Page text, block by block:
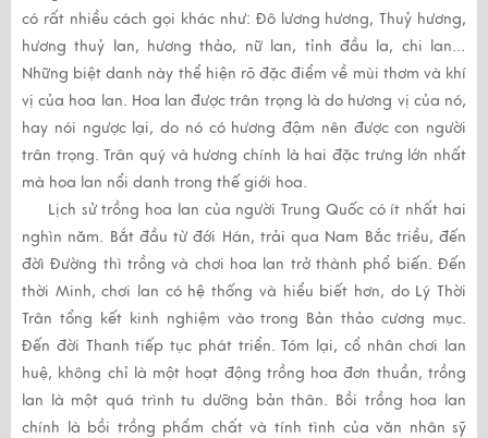
có rất nhiều cách gọi khác như: Đô lương hương, Thuỷ hương,
hương thuỷ lan, hương thảo, nữ lan, tỉnh đầu la, chi lan…
Những biệt danh này thể hiện rõ đặc điểm về mùi thơm và khí
vị của hoa lan. Hoa lan được trân trọng là do hương vị của nó,
hay nói ngược lại, do nó có hương đậm nên được con người
trân trọng. Trân quý và hương chính là hai đặc trưng lớn nhất
mà hoa lan nổi danh trong thế giới hoa.
Lịch sử trồng hoa lan của người Trung Quốc có ít nhất hai
nghìn năm. Bắt đầu từ đới Hán, trải qua Nam Bắc triều, đến
đờì Đường thì trồng và chơi hoa lan trở thành phổ biến. Đến
thời Minh, chơi lan có hệ thống và hiểu biết hơn, do Lý Thời
Trân tổng kết kinh nghiệm vào trong Bản thảo cương mục.
Đến đời Thanh tiếp tục phát triển. Tóm lại, cổ nhân chơi lan
huệ, không chỉ là một hoạt động trồng hoa đơn thuần, trồng
lan là một quá trình tu dưỡng bản thân. Bồi trồng hoa lan
chính là bồi trồng phẩm chất và tính tình của văn nhân sỹ